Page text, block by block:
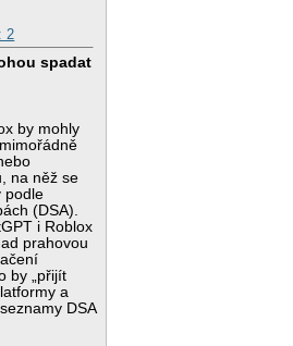
2
spadat
by mohly
mimořádně
na něž se
podle
(DSA).
i Roblox
prahovou
by „přijít
a
DSA